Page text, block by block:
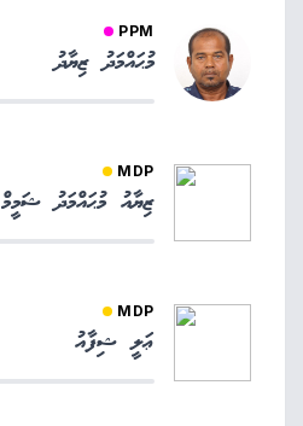
PPM
މުޙައްމަދު ޒިޔާދު
MDP
ޒިޔާއު މުޙައްމަދު ޝަމީމް
MDP
ޢަލީ ޝިފާއު